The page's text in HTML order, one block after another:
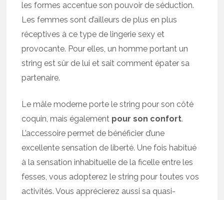
les formes accentue son pouvoir de séduction.
Les femmes sont d’ailleurs de plus en plus
réceptives à ce type de lingerie sexy et
provocante. Pour elles, un homme portant un
string est sûr de lui et sait comment épater sa
partenaire.
Le mâle moderne porte le string pour son côté
coquin, mais également pour son confort.
L’accessoire permet de bénéficier d’une
excellente sensation de liberté. Une fois habitué
à la sensation inhabituelle de la ficelle entre les
fesses, vous adopterez le string pour toutes vos
activités. Vous apprécierez aussi sa quasi-